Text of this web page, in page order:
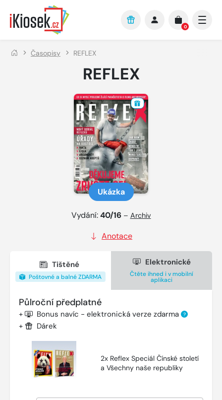
Přejít na hlavní obsah
0
Časopisy REFLEX
REFLEX
Ukázka
Vydání:40/16 – Archiv
Anotace
Tištěné
Poštovné a balné ZDARMA
Elektronické
Čtěte ihned i v mobilní
aplikaci
Půlroční předplatné
+ Bonus navíc - elektronická verze zdarma ?
+ Dárek
2x Reflex Speciál Čínské století
a Všechny naše republiky